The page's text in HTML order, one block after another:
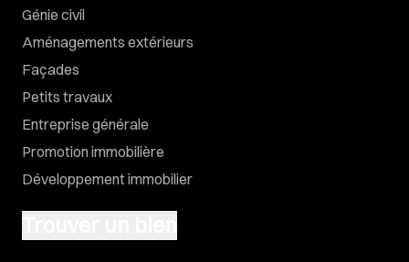
Génie civil
Aménagements extérieurs
Façades
Petits travaux
Entreprise générale
Promotion immobilière
Développement immobilier